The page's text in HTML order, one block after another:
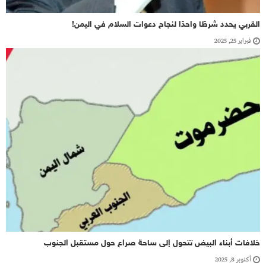
القربي يحدد شرطًا واحدًا لنجاح دعوات السلام في اليمن!
فبراير 25, 2025
خلافات أبناء البيض تتحول إلى ساحة صراع حول مستقبل الجنوب
أكتوبر 8, 2025